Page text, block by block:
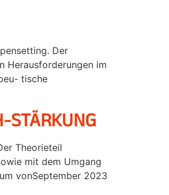
Der
Herausforderungen im
tische
STÄRKUNG
Theorieteil
mit dem Umgang
vonSeptember 2023